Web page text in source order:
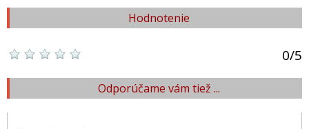
Hodnotenie
0/5
Odporúčame vám tiež ...